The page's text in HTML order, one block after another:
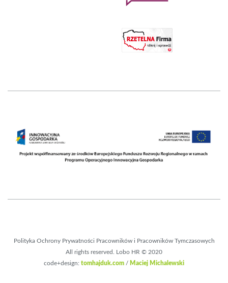
Polityka Ochrony Prywatności Pracowników i Pracowników Tymczasowych
All rights reserved. Lobo HR © 2020
code+design: tomhajduk.com / Maciej Michalewski